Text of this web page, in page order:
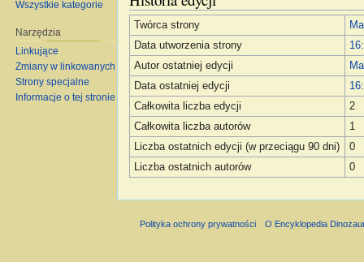
Twórca strony
Data utworzenia strony
Autor ostatniej edycji
Data ostatniej edycji
Całkowita liczba edycji
2
Całkowita liczba autorów
1
Liczba ostatnich edycji (w przeciągu 90 dni)
0
Liczba ostatnich autorów
0
Wszystkie kategorie
Narzędzia
Linkujące
Zmiany w linkowanych
Strony specjalne
Informacje o tej stronie
Polityka ochrony prywatności O Encyklopedia